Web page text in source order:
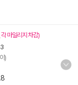
마일리지 차감)
)